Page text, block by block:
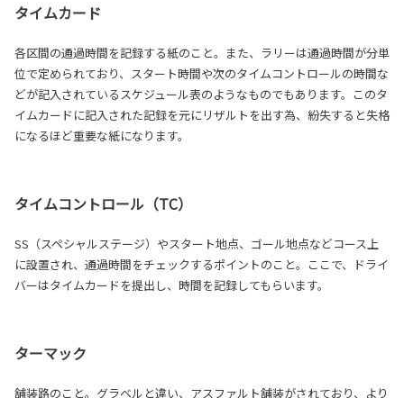
タイムカード
各区間の通過時間を記録する紙のこと。また、ラリーは通過時間が分単
位で定められており、スタート時間や次のタイムコントロールの時間な
どが記入されているスケジュール表のようなものでもあります。このタ
イムカードに記入された記録を元にリザルトを出す為、紛失すると失格
になるほど重要な紙になります。
タイムコントロール（TC）
SS（スペシャルステージ）やスタート地点、ゴール地点などコース上
に設置され、通過時間をチェックするポイントのこと。ここで、ドライ
バーはタイムカードを提出し、時間を記録してもらいます。
ターマック
舗装路のこと。グラベルと違い、アスファルト舗装がされており、より